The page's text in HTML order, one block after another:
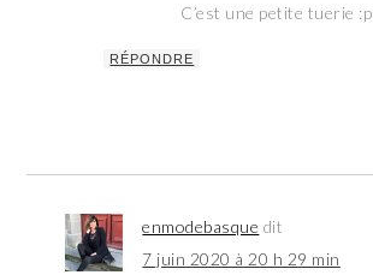
C’est une petite tuerie :p
RÉPONDRE
enmodebasque dit
7 juin 2020 à 20 h 29 min